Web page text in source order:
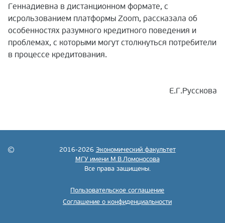
Геннадиевна в дистанционном формате, с
исрользованием платформы Zoom, рассказала об
особенностях разумного кредитного поведения и
проблемах, с которыми могут столкнуться потребители
в процессе кредитования.
Е.Г.Русскова
2016-2026 Экономический факультет
МГУ имени М.В.Ломоносова
Все права защищены.
Пользовательское соглашение
Соглашение о конфиденциальности